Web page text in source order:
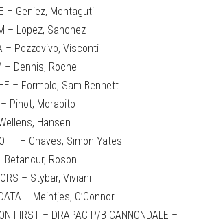
– Geniez, Montaguti
– Lopez, Sanchez
– Pozzovivo, Visconti
– Dennis, Roche
– Formolo, Sam Bennett
– Pinot, Morabito
Hansen
– Chaves, Simon Yates
Betancur, Roson
– Stybar, Viviani
– Meintjes, O’Connor
FIRST – DRAPAC P/B CANNONDALE –